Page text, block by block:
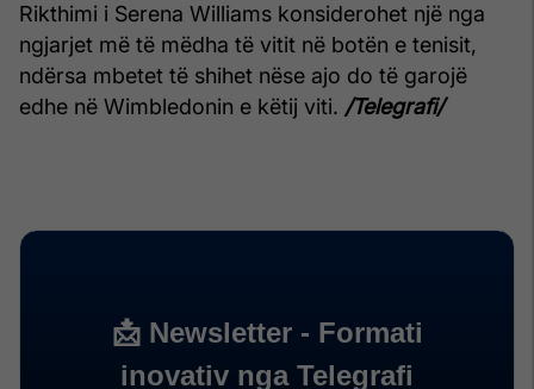
Rikthimi i Serena Williams konsiderohet një nga
ngjarjet më të mëdha të vitit në botën e tenisit,
ndërsa mbetet të shihet nëse ajo do të garojë
edhe në Wimbledonin e këtij viti. /Telegrafi/